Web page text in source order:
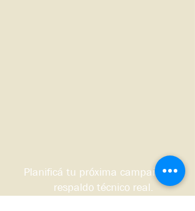
Planificá tu próxima campaña con
respaldo técnico real.